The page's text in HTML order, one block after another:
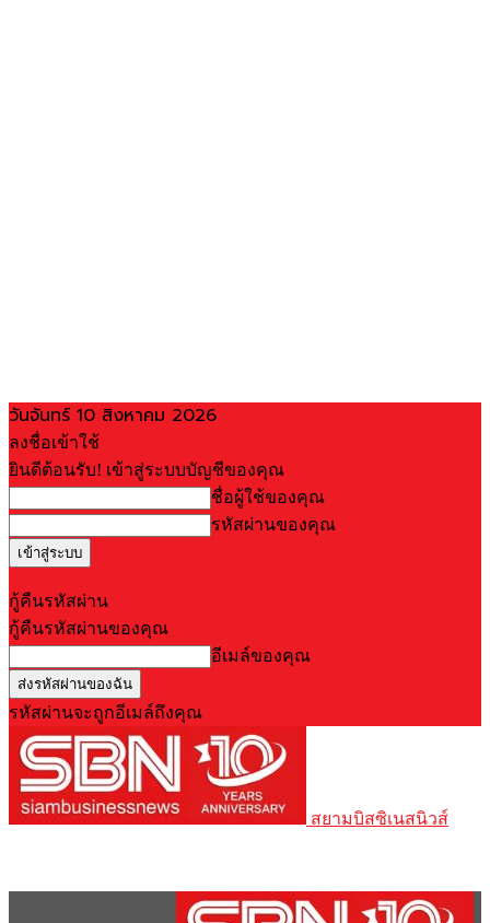
วันจันทร์ 10 สิงหาคม 2026
ลงชื่อเข้าใช้
ยินดีต้อนรับ! เข้าสู่ระบบบัญชีของคุณ
ชื่อผู้ใช้ของคุณ
รหัสผ่านของคุณ
กู้คืนรหัสผ่าน
กู้คืนรหัสผ่านของคุณ
อีเมล์ของคุณ
รหัสผ่านจะถูกอีเมล์ถึงคุณ
สยามบิสซิเนสนิวส์